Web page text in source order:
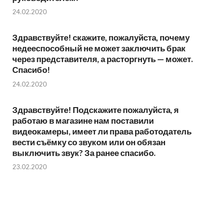
24.02.2020
Здравствуйте! скажите, пожалуйста, почему
недееспособный не может заключить брак
через представителя, а расторгнуть — может.
Спасибо!
24.02.2020
Здравствуйте! Подскажите пожалуйста, я
работаю в магазине нам поставили
видеокамеры, имеет ли права работодатель
вести съёмку со звуком или он обязан
выключить звук? За ранее спасибо.
23.02.2020